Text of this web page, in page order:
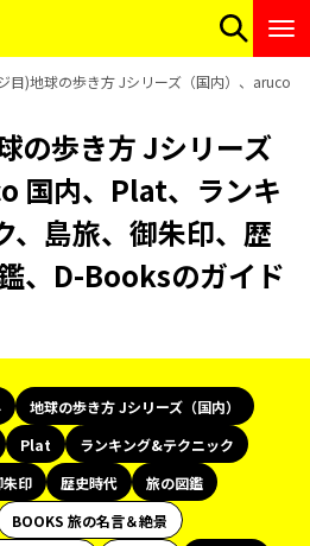
目)地球の歩き方 Jシリーズ（国内）、aruco
の歩き方 Jシリーズ
国内、Plat、ランキ
、島旅、御朱印、歴
、D-Booksのガイド
地球の歩き方 Jシリーズ（国内）
Plat
ランキング&テクニック
朱印 歴史時代
旅の図鑑
BOOKS 旅の名言＆絶景